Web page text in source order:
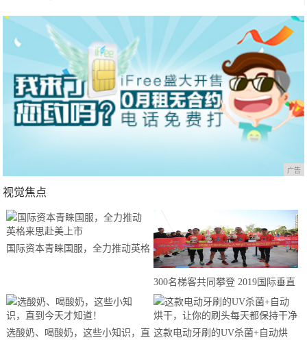
广告
视觉焦点
国际资本青睐国服，全力推动英格
300名梯客共同攀登 2019国际垂直
马拉松超级精英赛顺德海骏达中心
站欢乐开跑
选酸奶、喝酸奶，这些小知识，直 这款电动牙刷的UV杀菌+自动烘